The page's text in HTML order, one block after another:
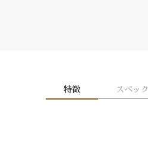
特徴 スペック